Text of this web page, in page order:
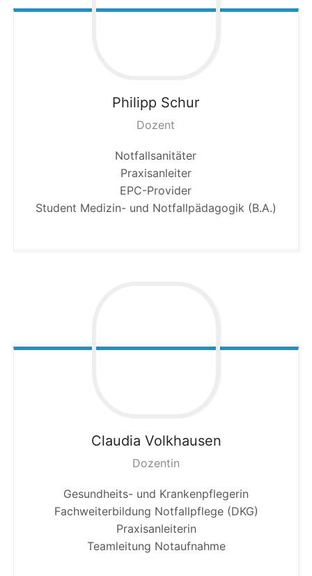
Philipp Schur
Dozent
Notfallsanitäter
Praxisanleiter
EPC-Provider
Student Medizin- und Notfallpädagogik (B.A.)
Claudia Volkhausen
Dozentin
Gesundheits- und Krankenpflegerin
Fachweiterbildung Notfallpflege (DKG)
Praxisanleiterin
Teamleitung Notaufnahme